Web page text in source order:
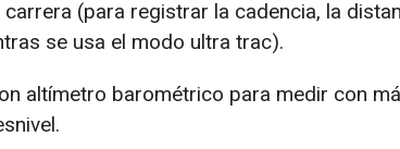
(para registrar la cadencia, la
se usa el modo ultra trac).
altímetro barométrico para medir con